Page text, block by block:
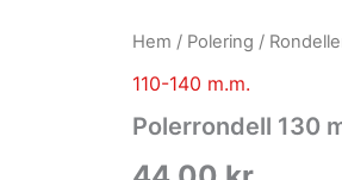
Hem / Polering /
110-140 m.m.
Polerrondell 130
Polerrondell
m.m
Allround